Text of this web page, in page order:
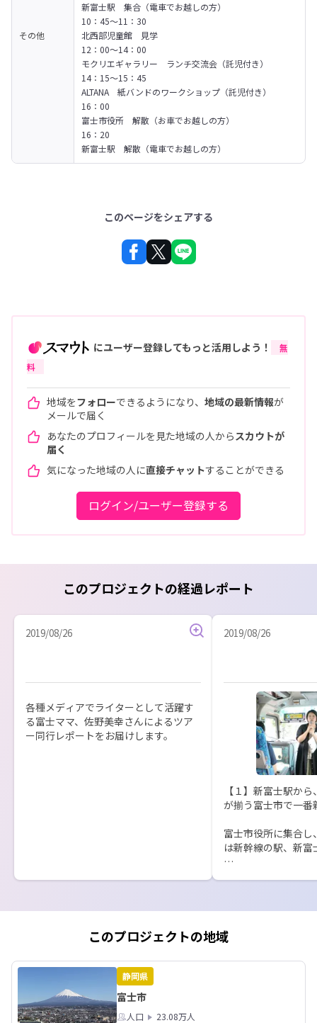
その他
新富士駅　集合（電車でお越しの方）
10：45〜11：30
北西部児童館　見学
12：00〜14：00
モクリエギャラリー　ランチ交流会（託児付き）
14：15〜15：45
ALTANA　紙バンドのワークショップ（託児付き）
16：00
富士市役所　解散（お車でお越しの方）
16：20
新富士駅　解散（電車でお越しの方）
このページをシェアする
にユーザー登録してもっと活用しよう！
無
料
地域をフォローできるようになり、 地域の最新情報が
メールで届く
あなたのプロフィールを見た地域の人から スカウトが
届く
気になった地域の人に直接チャットすることができる
ログイン/ユーザー登録する
このプロジェクトの経過レポート
2019/08/26
各種メディアでライターとして活躍す
る富士ママ、佐野美幸さんによるツア
ー同行レポートをお届けします。
2019/08/26
【１】新富士駅か
が揃う富士市で一番
富士市役所に集合
は新幹線の駅、新富
て活躍する佐野かお
に富士市に移住して
す。
このプロジェクトの地域
静岡県
富士市
人口 23.08万人